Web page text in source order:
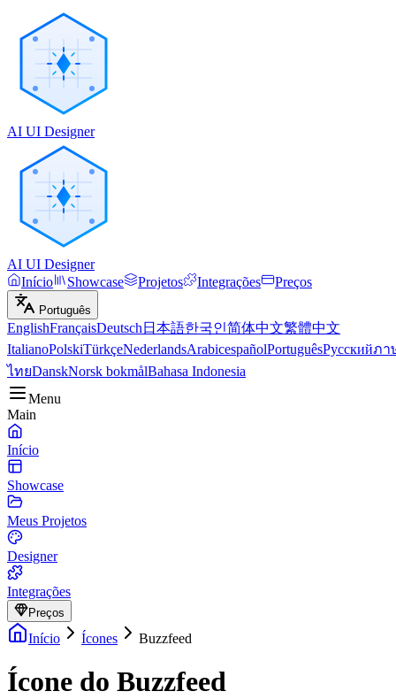
AI UI Designer
AI UI Designer
Início
Showcase Projetos Integrações Preços
Português
EnglishFrançaisDeutsch 日本語한국인简体中文繁體中文
ItalianoPolskiTürkçeNederlandsArabicespañolPortuguêsРусскийภา
ไทยDanskNorsk bokmålBahasa Indonesia
Menu
Main
Início
Showcase
Meus Projetos
Designer
Integrações
Preços
Início Ícones Buzzfeed
Ícone do Buzzfeed